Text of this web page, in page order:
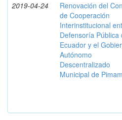
2019-04-24
Renovación del
de Cooperación
Interinstitucional
Defensoría Pública
Ecuador y el
Autónomo
Descentralizado
Municipal de